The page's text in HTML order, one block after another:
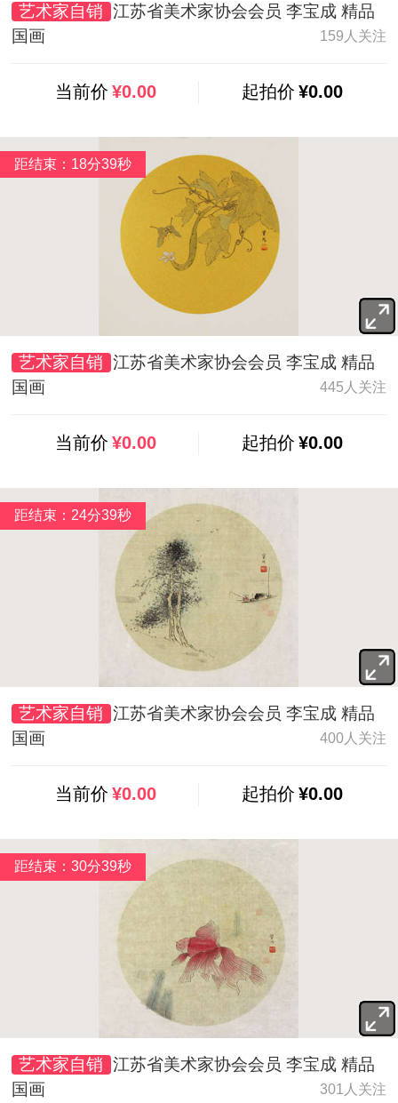
艺术家自销 江苏省美术家协会会员 李宝成 精品
国画
159人关注
当前价 ¥0.00 起拍价 ¥0.00
艺术家自销 江苏省美术家协会会员 李宝成 精品
国画
445人关注
当前价 ¥0.00 起拍价 ¥0.00
距结束：18分37秒
艺术家自销 江苏省美术家协会会员 李宝成 精品
国画
400人关注
当前价 ¥0.00 起拍价 ¥0.00
距结束：24分37秒
艺术家自销 江苏省美术家协会会员 李宝成 精品
国画
301人关注
距结束：30分37秒